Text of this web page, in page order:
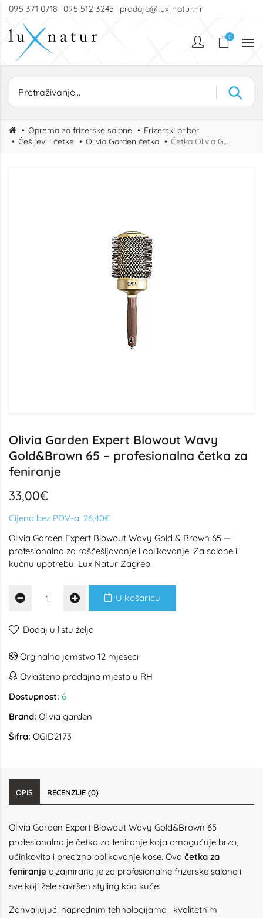
095 371 0718 095 512 3245 prodaja@lux-natur.hr
0
Oprema za frizerske salone
Frizerski pribor
Češljevi i četke
Olivia Garden četka Četka Olivia Garden Expert Blowout Wavy Gold&Brown 65
Olivia Garden Expert Blowout Wavy
Gold&Brown 65 – profesionalna četka za
feniranje
33,00€
Cijena bez PDV-a: 26,40€
Olivia Garden Expert Blowout Wavy Gold & Brown 65 —
profesionalna za raščešljavanje i oblikovanje. Za salone i
kućnu upotrebu. Lux Natur Zagreb.
U košaricu
Dodaj u listu želja
Orginalno jamstvo 12 mjeseci
Ovlašteno prodajno mjesto u RH
Dostupnost: 6
Brand: Olivia garden
Šifra: OGID2173
OPIS RECENZIJE (0)
Olivia Garden Expert Blowout Wavy Gold&Brown 65
profesionalna je četka za feniranje koja omogućuje brzo,
učinkovito i precizno oblikovanje kose. Ova četka za
feniranje dizajnirana je za profesionalne frizerske salone i
sve koji žele savršen styling kod kuće.
Zahvaljujući naprednim tehnologijama i kvalitetnim